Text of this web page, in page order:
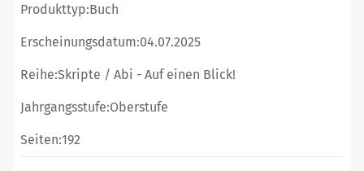
Produkttyp:Buch
Erscheinungsdatum:04.07.2025
Reihe:Skripte / Abi - Auf einen Blick!
Jahrgangsstufe:Oberstufe
Seiten:192